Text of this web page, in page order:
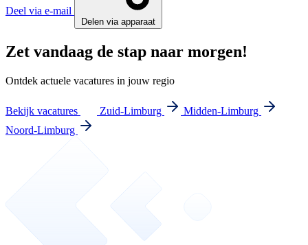
Deel via e-mail
Delen via apparaat
Zet vandaag de stap naar morgen!
Ontdek actuele vacatures in jouw regio
Bekijk vacatures Zuid-Limburg
Midden-Limburg
Noord-Limburg